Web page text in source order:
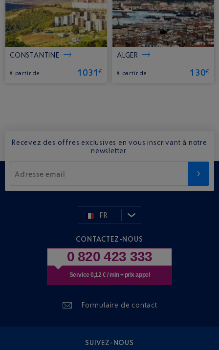
CONSTANTINE
à partir de 1031€
ALGER
à partir de 130€
Recevez des offres exclusives en vous inscrivant à notre
newsletter.
Adresse email
FR
CONTACTEZ-NOUS
0 820 423 333
Service 0,12 € / min + prix appel
Formulaire de contact
SUIVEZ-NOUS